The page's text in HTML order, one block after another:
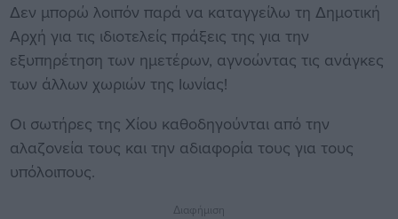
Δεν μπορώ λοιπόν παρά να καταγγείλω τη Δημοτική
Αρχή για τις ιδιοτελείς πράξεις της για την
εξυπηρέτηση των ημετέρων, αγνοώντας τις ανάγκες
των άλλων χωριών της Ιωνίας!
Οι σωτήρες της Χίου καθοδηγούνται από την
αλαζονεία τους και την αδιαφορία τους για τους
υπόλοιπους.
Διαφήμιση